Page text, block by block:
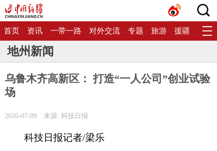
首页 资讯 一带一路 对外交流 专题 旅游 援疆 生态
地州新闻
乌鲁木齐高新区： 打造“一人公司”创业试验
场
2026-07-09 来源: 科技日报
科技日报记者/梁乐